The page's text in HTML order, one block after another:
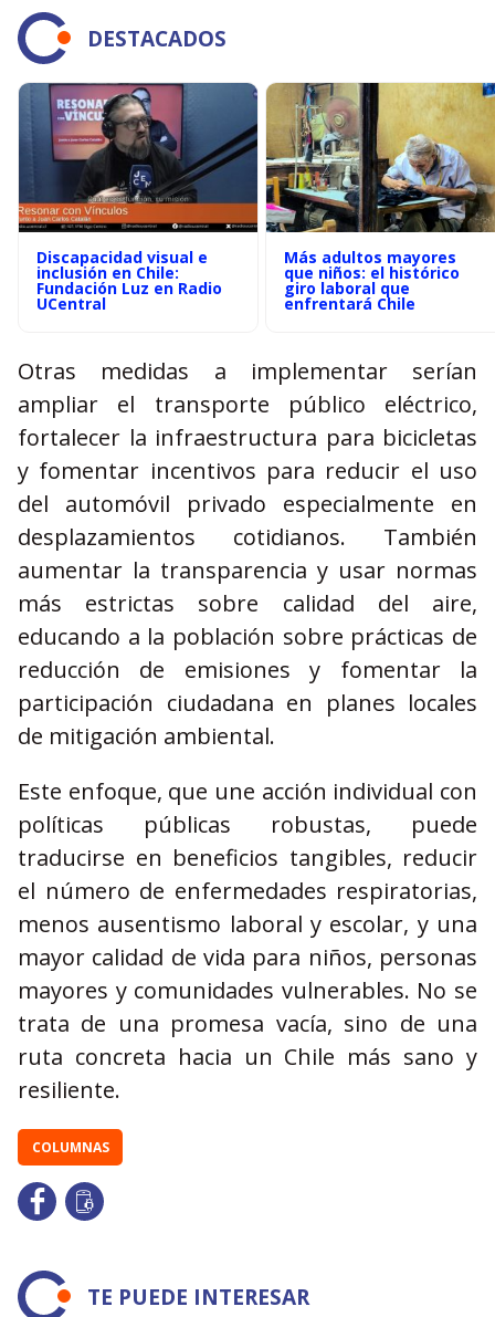
DESTACADOS
Discapacidad visual e
inclusión en Chile:
Fundación Luz en Radio
UCentral
Más adultos mayores
que niños: el histórico
giro laboral que
enfrentará Chile
Otras medidas a implementar serían
ampliar el transporte público eléctrico,
fortalecer la infraestructura para bicicletas
y fomentar incentivos para reducir el uso
del automóvil privado especialmente en
desplazamientos cotidianos. También
aumentar la transparencia y usar normas
más estrictas sobre calidad del aire,
educando a la población sobre prácticas de
reducción de emisiones y fomentar la
participación ciudadana en planes locales
de mitigación ambiental.
Este enfoque, que une acción individual con
políticas públicas robustas, puede
traducirse en beneficios tangibles, reducir
el número de enfermedades respiratorias,
menos ausentismo laboral y escolar, y una
mayor calidad de vida para niños, personas
mayores y comunidades vulnerables. No se
trata de una promesa vacía, sino de una
ruta concreta hacia un Chile más sano y
resiliente.
COLUMNAS
TE PUEDE INTERESAR